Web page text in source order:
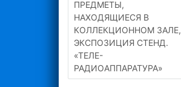
ПРЕДМЕТЫ,
НАХОДЯЩИЕСЯ В
КОЛЛЕКЦИОННОМ ЗАЛЕ,
ЭКСПОЗИЦИЯ СТЕНД.
«ТЕЛЕ-
РАДИОАППАРАТУРА»